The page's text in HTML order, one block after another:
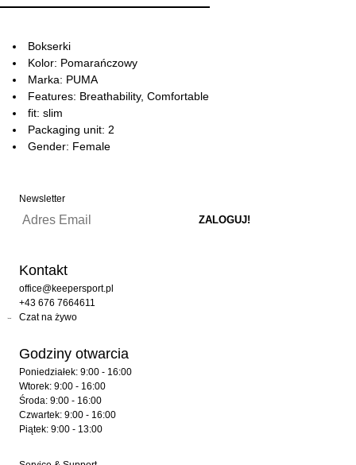
Bokserki
Kolor: Pomarańczowy
Marka: PUMA
Features: Breathability, Comfortable
fit: slim
Packaging unit: 2
Gender: Female
Newsletter
Kontakt
office@keepersport.pl
+43 676 7664611
Czat na żywo
Godziny otwarcia
Poniedziałek: 9:00 - 16:00
Wtorek: 9:00 - 16:00
Środa: 9:00 - 16:00
Czwartek: 9:00 - 16:00
Piątek: 9:00 - 13:00